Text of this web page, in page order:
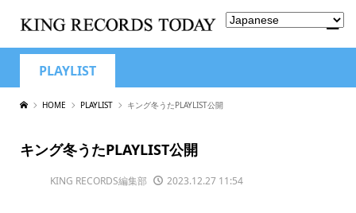
PLAYLIST
HOME PLAYLIST キング冬うたPLAYLIST公開
キング冬うたPLAYLIST公開
KING RECORDS編集部 2023.12.27 11:54